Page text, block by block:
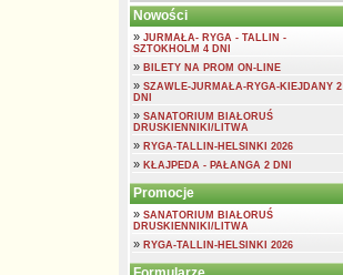
Nowości
» JURMAŁA- RYGA - TALLIN -
SZTOKHOLM 4 DNI
» BILETY NA PROM ON-LINE
» SZAWLE-JURMAŁA-RYGA-KIEJDANY 2
DNI
» SANATORIUM BIAŁORUŚ
DRUSKIENNIKI/LITWA
» RYGA-TALLIN-HELSINKI 2026
» KŁAJPEDA - PAŁANGA 2 DNI
Promocje
» SANATORIUM BIAŁORUŚ
DRUSKIENNIKI/LITWA
» RYGA-TALLIN-HELSINKI 2026